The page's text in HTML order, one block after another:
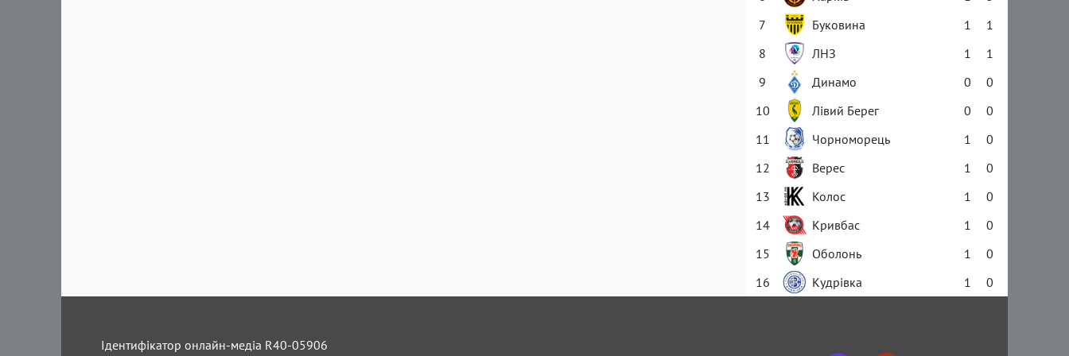
7
Буковина 1
1
8
ЛНЗ 1
1
9
Динамо 0
0
10
Лівий Берег 0
0
11
Чорноморець 1
0
12
Верес 1
0
13
Колос 1
0
14
Кривбас 1
0
15
Оболонь 1
0
16
Кудрівка 1 0
Ідентифікатор онлайн-медіа R40-05906